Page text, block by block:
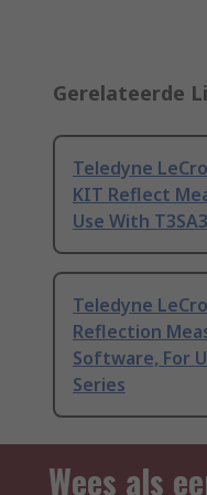
Gerelateerde
Teledyne
KIT Reflect
Use With
Teledyne
Reflection
Software, For
Series
Wees als